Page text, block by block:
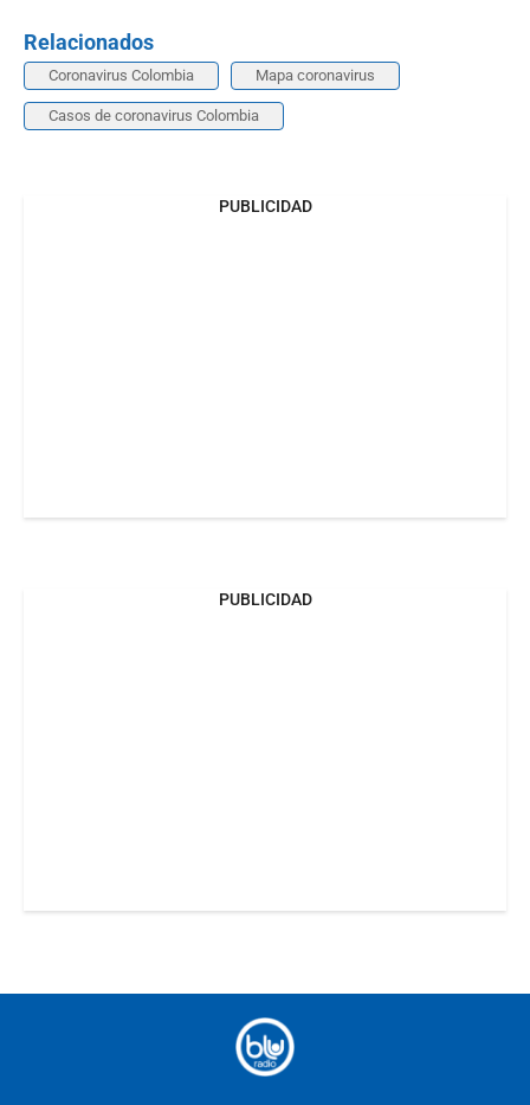
Relacionados
Coronavirus Colombia Mapa coronavirus
Casos de coronavirus Colombia
PUBLICIDAD
PUBLICIDAD